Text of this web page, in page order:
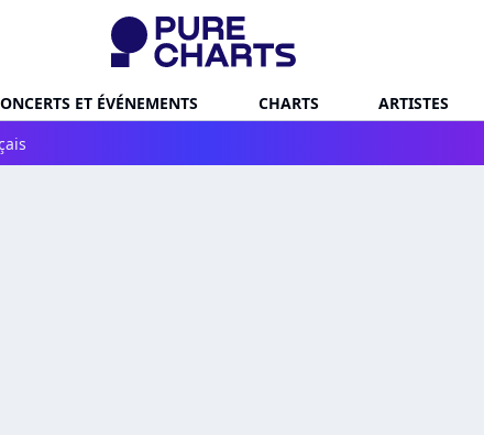
ET ÉVÉNEMENTS CHARTS ARTISTES